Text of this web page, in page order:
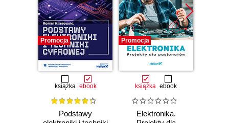
Promocja
książka ebook
Podstawy
Promocja
książka ebook
Elektronika.